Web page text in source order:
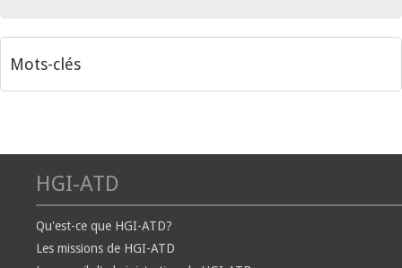
Mots-clés
HGI-ATD
Qu'est-ce que HGI-ATD?
Les missions de HGI-ATD